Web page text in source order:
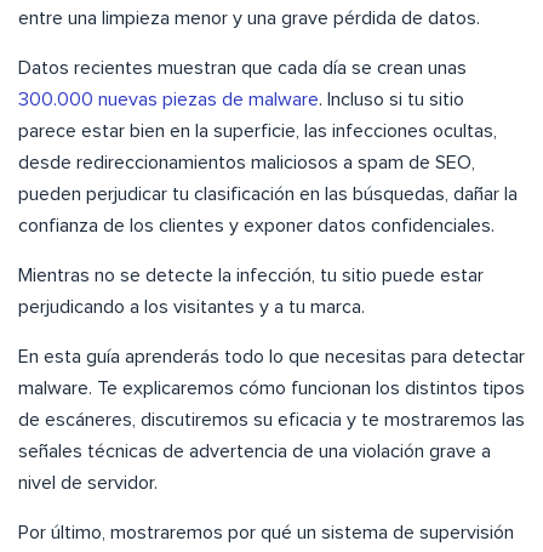
entre una limpieza menor y una grave pérdida de datos.
Datos recientes muestran que cada día se crean unas
300.000 nuevas piezas de malware. Incluso si tu sitio
parece estar bien en la superficie, las infecciones ocultas,
desde redireccionamientos maliciosos a spam de SEO,
pueden perjudicar tu clasificación en las búsquedas, dañar la
confianza de los clientes y exponer datos confidenciales.
Mientras no se detecte la infección, tu sitio puede estar
perjudicando a los visitantes y a tu marca.
En esta guía aprenderás todo lo que necesitas para detectar
malware. Te explicaremos cómo funcionan los distintos tipos
de escáneres, discutiremos su eficacia y te mostraremos las
señales técnicas de advertencia de una violación grave a
nivel de servidor.
Por último, mostraremos por qué un sistema de supervisión